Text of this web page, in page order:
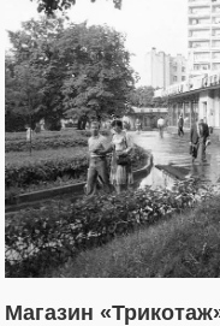
Магазин1,407,905
319,973 8,295
160,060